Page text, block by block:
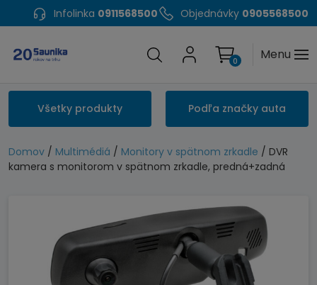
Infolinka 0911568500 Objednávky 0905568500
Menu
0
Všetky produkty Podľa značky auta
Domov / Multimédiá / Monitory v spätnom zrkadle / DVR
kamera s monitorom v spätnom zrkadle, predná+zadná